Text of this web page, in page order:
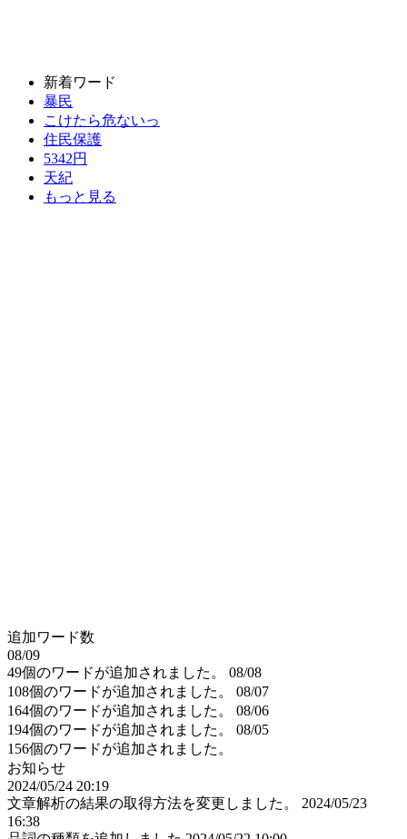
新着ワード
暴民
こけたら危ないっ
住民保護
5342円
天紀
もっと見る
追加ワード数
08/09
49個のワードが追加されました。
08/08
108個のワードが追加されました。
08/07
164個のワードが追加されました。
08/06
194個のワードが追加されました。
08/05
156個のワードが追加されました。
お知らせ
2024/05/24 20:19
文章解析の結果の取得方法を変更しました。
2024/05/23
16:38